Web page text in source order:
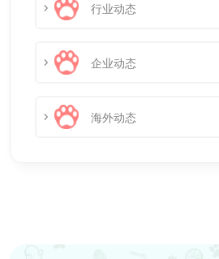
行业动态
企业动态
海外动态